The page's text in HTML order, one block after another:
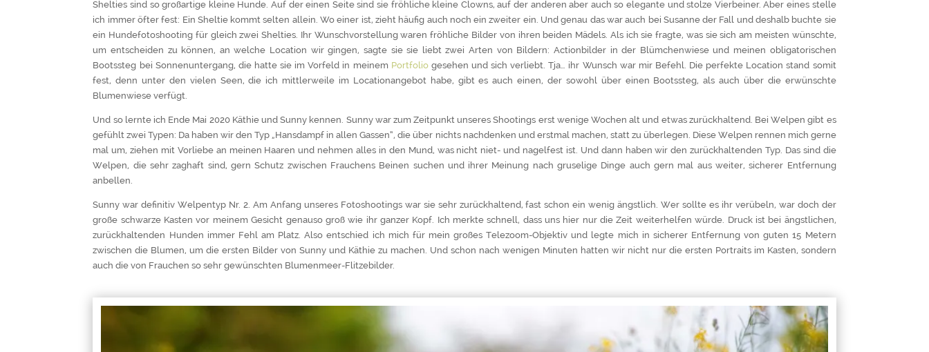
Shelties sind so großartige kleine Hunde. Auf der einen Seite sind sie fröhliche kleine Clowns, auf der anderen aber auch so elegante und stolze Vierbeiner. Aber eines stelle
ich immer öfter fest: Ein Sheltie kommt selten allein. Wo einer ist, zieht häufig auch noch ein zweiter ein. Und genau das war auch bei Susanne der Fall und deshalb buchte sie
ein Hundefotoshooting für gleich zwei Shelties. Ihr Wunschvorstellung waren fröhliche Bilder von ihren beiden Mädels. Als ich sie fragte, was sie sich am meisten wünschte,
um entscheiden zu können, an welche Location wir gingen, sagte sie sie liebt zwei Arten von Bildern: Actionbilder in der Blümchenwiese und meinen obligatorischen
Bootssteg bei Sonnenuntergang, die hatte sie im Vorfeld in meinem Portfoliogesehen und sich verliebt. Tja… ihr Wunsch war mir Befehl. Die perfekte Location stand somit
fest, denn unter den vielen Seen, die ich mittlerweile im Locationangebot habe, gibt es auch einen, der sowohl über einen Bootssteg, als auch über die erwünschte
Blumenwiese verfügt.
Und so lernte ich Ende Mai 2020 Käthie und Sunny kennen. Sunny war zum Zeitpunkt unseres Shootings erst wenige Wochen alt und etwas zurückhaltend. Bei Welpen gibt es
gefühlt zwei Typen: Da haben wir den Typ „Hansdampf in allen Gassen“, die über nichts nachdenken und erstmal machen, statt zu überlegen. Diese Welpen rennen mich gerne
mal um, ziehen mit Vorliebe an meinen Haaren und nehmen alles in den Mund, was nicht niet- und nagelfest ist. Und dann haben wir den zurückhaltenden Typ. Das sind die
Welpen, die sehr zaghaft sind, gern Schutz zwischen Frauchens Beinen suchen und ihrer Meinung nach gruselige Dinge auch gern mal aus weiter, sicherer Entfernung
anbellen.
Sunny war definitiv Welpentyp Nr. 2. Am Anfang unseres Fotoshootings war sie sehr zurückhaltend, fast schon ein wenig ängstlich. Wer sollte es ihr verübeln, war doch der
große schwarze Kasten vor meinem Gesicht genauso groß wie ihr ganzer Kopf. Ich merkte schnell, dass uns hier nur die Zeit weiterhelfen würde. Druck ist bei ängstlichen,
zurückhaltenden Hunden immer Fehl am Platz. Also entschied ich mich für mein großes Telezoom-Objektiv und legte mich in sicherer Entfernung von guten 15 Metern
zwischen die Blumen, um die ersten Bilder von Sunny und Käthie zu machen. Und schon nach wenigen Minuten hatten wir nicht nur die ersten Portraits im Kasten, sondern
auch die von Frauchen so sehr gewünschten Blumenmeer-Flitzebilder.